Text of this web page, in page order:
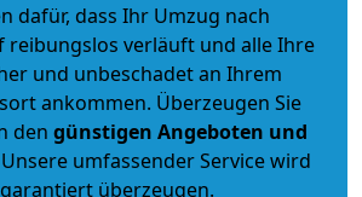
dafür, dass Ihr Umzug nach
verläuft und alle Ihre
und unbeschadet an Ihrem
ankommen. Überzeugen Sie
den günstigen Angeboten und
Unsere umfassender Service wird
überzeugen.